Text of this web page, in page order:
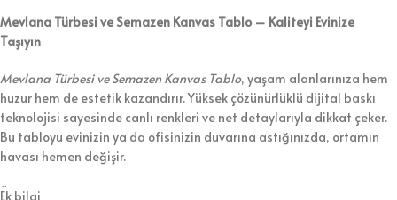
Mevlana Türbesi ve Semazen Kanvas Tablo – Kaliteyi Evinize
Taşıyın
Mevlana Türbesi ve Semazen Kanvas Tablo, yaşam alanlarınıza hem
huzur hem de estetik kazandırır. Yüksek çözünürlüklü dijital baskı
teknolojisi sayesinde canlı renkleri ve net detaylarıyla dikkat çeker.
Bu tabloyu evinizin ya da ofisinizin duvarına astığınızda, ortamın
havası hemen değişir.
Üretiminde 1. sınıf kanvas kumaş ve dayanıklı ahşap şase
Ek bilgi